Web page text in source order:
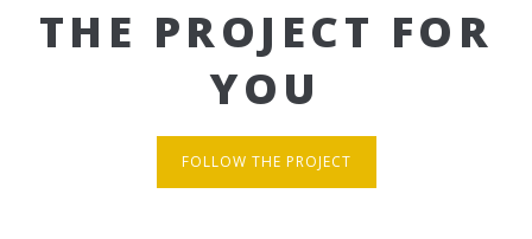
THE PROJECT FOR
YOU
FOLLOW THE PROJECT